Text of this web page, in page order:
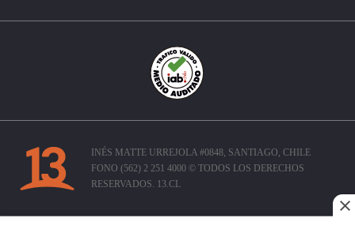
INÉS MATTE URREJOLA #0848, SANTIAGO, CHILE
FONO (562) 2 251 4000 © TODOS LOS DERECHOS
RESERVADOS. 13.CL